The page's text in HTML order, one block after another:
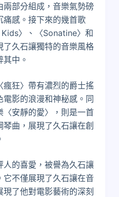
部分組成，音樂氣勢磅
感。接下來的幾首歌
〉、〈Sonatine〉和
了久石讓獨特的音樂風格
中。
狂〉帶有濃烈的爵士搖
影的浪漫和神秘感。同
安靜的愛〉，則是一首
曲，展現了久石讓在創
的喜愛，被譽為久石讓
它不僅展現了久石讓在音
了他對電影藝術的深刻